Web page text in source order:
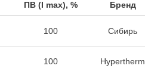
ПВ (I max), % Бренд
100 Сибирь
100 Hypertherm